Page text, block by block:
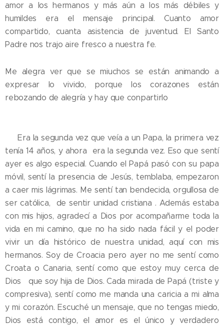
amor a los hermanos y más aún a los más débiles y
humildes era el mensaje principal. Cuanto amor
compartido, cuanta asistencia de juventud. El Santo
Padre nos trajo aire fresco a nuestra fe.
Me alegra ver que se miuchos se están animando a
expresar lo vivido, porque los corazones están
rebozando de alegría y hay que conpartirlo
💛 Era la segunda vez que veía a un Papa, la primera vez
tenía 14 años, y ahora era la segunda vez. Eso que sentí
ayer es algo especial. Cuando el Papá pasó con su papa
móvil, sentí la presencia de Jesús, temblaba, empezaron
a caer mis lágrimas. Me sentí tan bendecida, orgullosa de
ser católica, de sentir unidad cristiana . Además estaba
con mis hijos, agradecí a Dios por acompañarme toda la
vida en mi camino, que no ha sido nada fácil y el poder
vivir un día histórico de nuestra unidad, aquí con mis
hermanos. Soy de Croacia pero ayer no me sentí como
Croata o Canaria, sentí como que estoy muy cerca de
Dios que soy hija de Dios. Cada mirada de Papá (triste y
compresiva), sentí como me manda una caricia a mi alma
y mi corazón. Escuché un mensaje, que no tengas miedo,
Dios está contigo, el amor es el único y verdadero